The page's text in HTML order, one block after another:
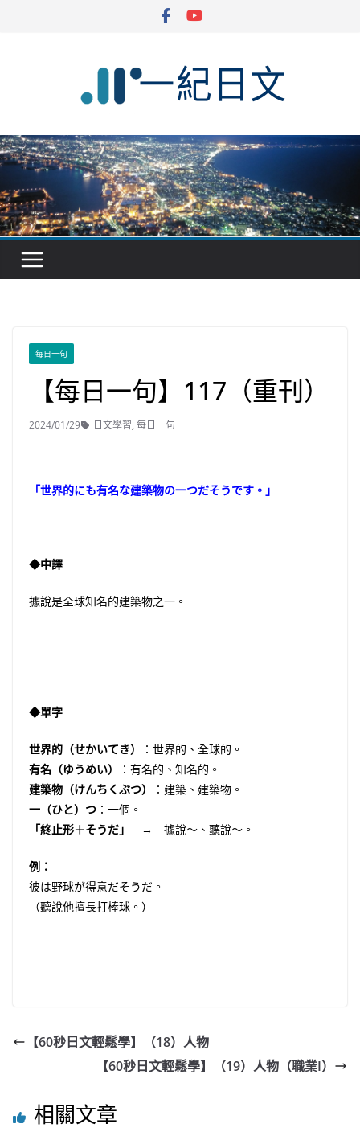
每日一句
【每日一句】117（重刊）
2024/01/29 日文學習,每日一句
「世界的にも有名な建築物の一つだそうです。」
◆中譯
據說是全球知名的建築物之一。
◆單字
世界的（せかいてき）
：世界的、全球的。
有名（ゆうめい）
：有名的、知名的。
建築物（けんちくぶつ）
：建築、建築物。
一（ひと）つ ：一個。
「終止形＋そうだ」
→ 據說〜、聽說〜。
例：
彼は野球が得意だそうだ。
（聽說他擅長打棒球。）
【60秒日文輕鬆學】（18）人物
【60秒日文輕鬆學】（19）人物（職業I）
相關文章